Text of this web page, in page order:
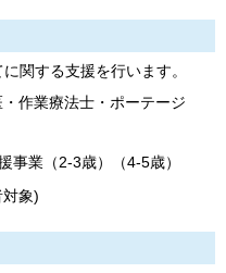
関する支援を行います。
作業療法士・ポーテージ
事業（2-3歳）（4-5歳）
象)